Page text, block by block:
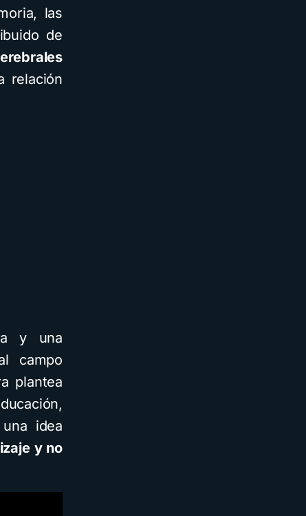
las
de
relación
y una
campo
plantea
idea
y no